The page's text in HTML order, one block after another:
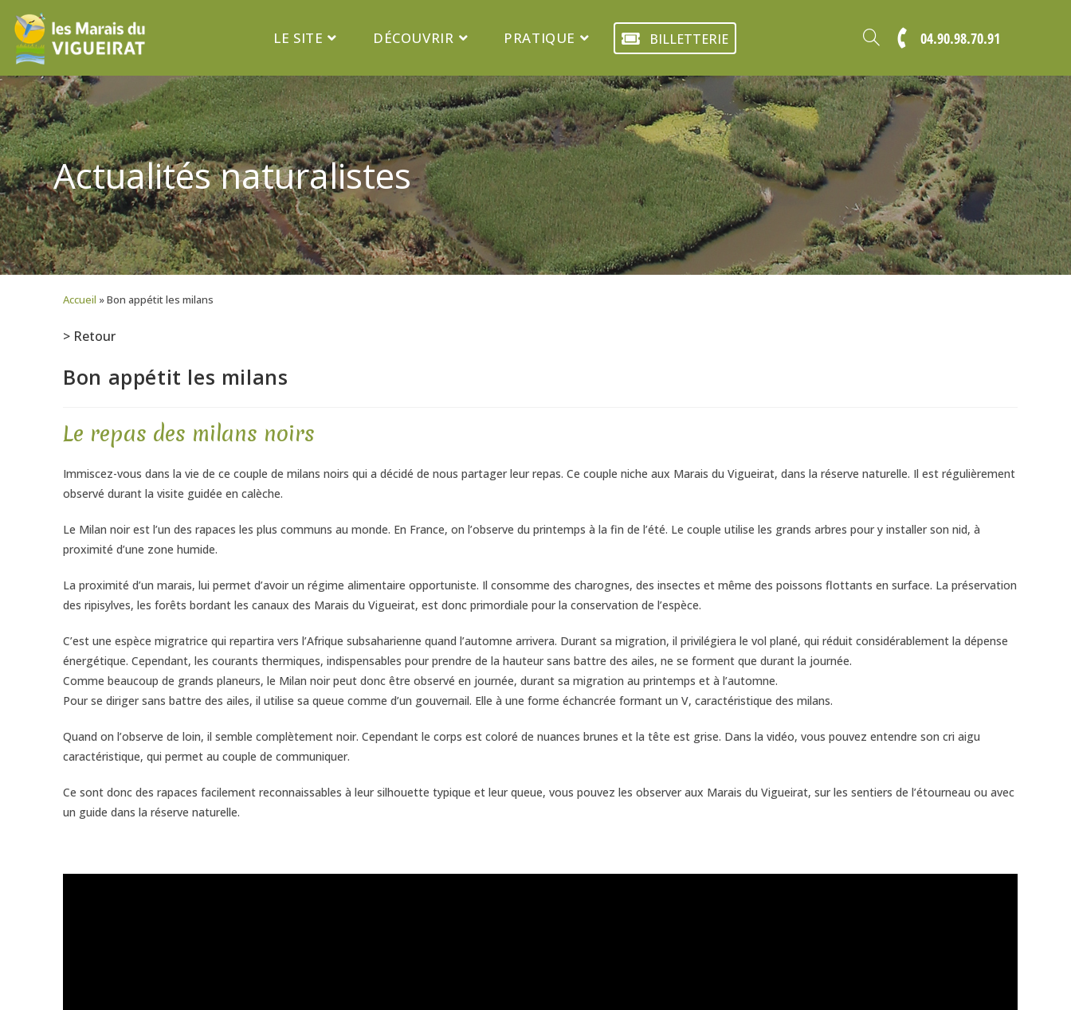
LE SITE DÉCOUVRIR PRATIQUE BILLETTERIE 04.90.98.70.91
Actualités naturalistes
Accueil »Bon appétit les milans
> Retour
Bon appétit les milans
Le repas des milans noirs
Immiscez-vous dans la vie de ce couple de milans noirs qui a décidé de nous partager leur repas. Ce couple niche aux Marais du Vigueirat, dans la réserve naturelle. Il est régulièrement
observé durant la visite guidée en calèche.
Le Milan noir est l’un des rapaces les plus communs au monde. En France, on l’observe du printemps à la fin de l’été. Le couple utilise les grands arbres pour y installer son nid, à
proximité d’une zone humide.
La proximité d’un marais, lui permet d’avoir un régime alimentaire opportuniste. Il consomme des charognes, des insectes et même des poissons flottants en surface. La préservation
des ripisylves, les forêts bordant les canaux des Marais du Vigueirat, est donc primordiale pour la conservation de l’espèce.
C’est une espèce migratrice qui repartira vers l’Afrique subsaharienne quand l’automne arrivera. Durant sa migration, il privilégiera le vol plané, qui réduit considérablement la dépense
énergétique. Cependant, les courants thermiques, indispensables pour prendre de la hauteur sans battre des ailes, ne se forment que durant la journée.
Comme beaucoup de grands planeurs, le Milan noir peut donc être observé en journée, durant sa migration au printemps et à l’automne.
Pour se diriger sans battre des ailes, il utilise sa queue comme d’un gouvernail. Elle à une forme échancrée formant un V, caractéristique des milans.
Quand on l’observe de loin, il semble complètement noir. Cependant le corps est coloré de nuances brunes et la tête est grise. Dans la vidéo, vous pouvez entendre son cri aigu
caractéristique, qui permet au couple de communiquer.
Ce sont donc des rapaces facilement reconnaissables à leur silhouette typique et leur queue, vous pouvez les observer aux Marais du Vigueirat, sur les sentiers de l’étourneau ou avec
un guide dans la réserve naturelle.